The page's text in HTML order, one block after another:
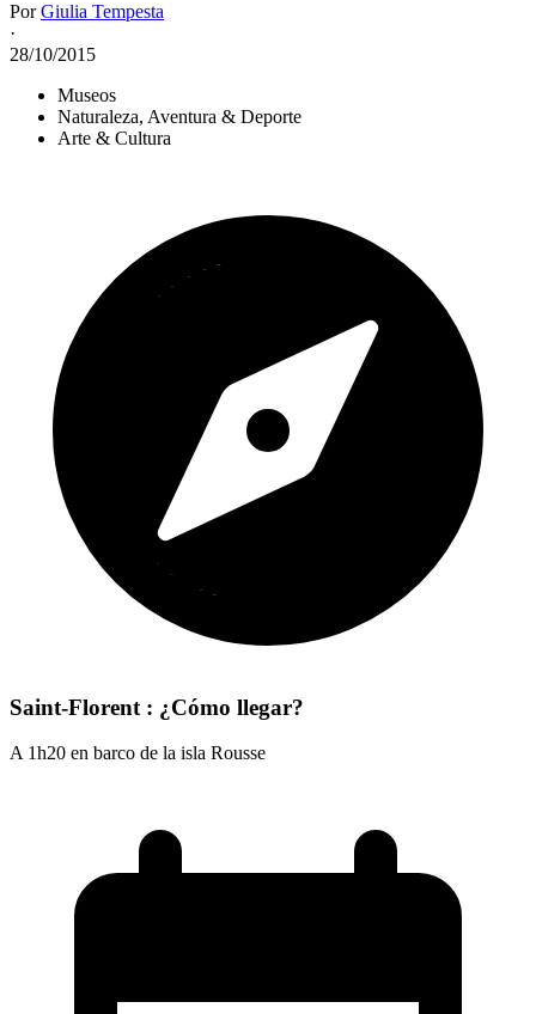
PorGiulia Tempesta
·
28/10/2015
Museos
Naturaleza, Aventura & Deporte
Arte & Cultura
Saint-Florent : ¿Cómo llegar?
A 1h20 en barco de la isla Rousse